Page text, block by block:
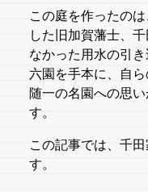
この庭を作ったの
した旧加賀藩士、
なかった用水の引
六園を手本に、自
随一の名園への思
す。
この記事では、千
す。